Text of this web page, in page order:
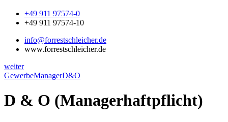
+49 911 97574-0
+49 911 97574-10
info@forrestschleicher.de
www.forrestschleicher.de
weiter
GewerbeManagerD&O
D & O (Managerhaftpflicht)